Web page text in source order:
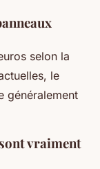
selon la
le
généralement
vraiment